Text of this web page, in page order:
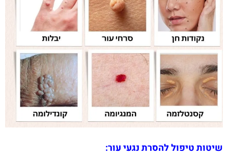
שיטות טיפול להסרת נגעי עור: